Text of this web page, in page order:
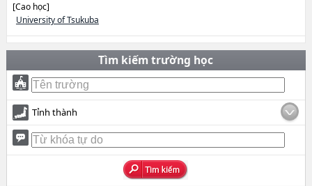
[Cao học]
University of Tsukuba
Tìm kiếm trường học
Tỉnh thành